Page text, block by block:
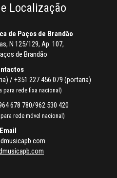
Localização
de Paços de Brandão
N 125/129, Ap. 107,
de Brandão
/ +351 227 456 079 (portaria)
para rede fixa nacional)
678 780/962 530 420
rede móvel nacional)
Email